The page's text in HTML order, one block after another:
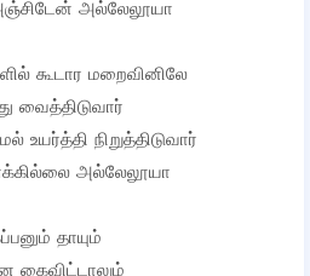
அல்லேலூயா
கூடார மறைவினிலே
வைத்திடுவார்
நிறுத்திடுவார்
அல்லேலூயா
தாயும்
கைவிட்டாலும்